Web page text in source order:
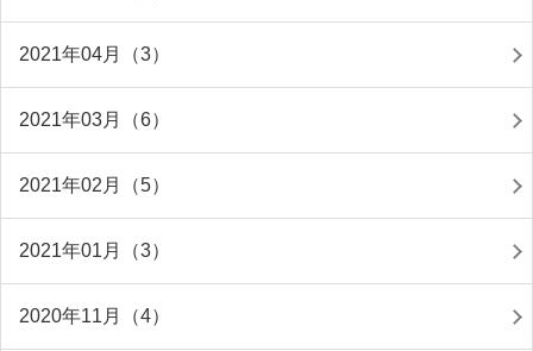
2021年04月（3）
2021年03月（6）
2021年02月（5）
2021年01月（3）
2020年11月（4）